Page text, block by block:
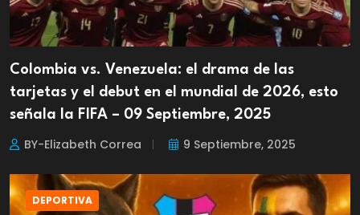
Colombia vs. Venezuela: el drama de las
tarjetas y el debut en el mundial de 2026, esto
señala la FIFA – 09 Septiembre, 2025
BY-Elizabeth Correa 9 Septiembre, 2025
DEPORTIVA